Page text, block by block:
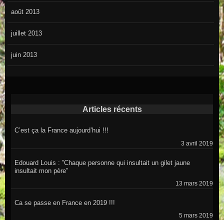
août 2013
juillet 2013
juin 2013
Articles récents
C’est ça la France aujourd’hui !!!
3 avril 2019
Edouard Louis : ”Chaque personne qui insultait un gilet jaune
insultait mon père”
13 mars 2019
Ca se passe en France en 2019 !!!
5 mars 2019